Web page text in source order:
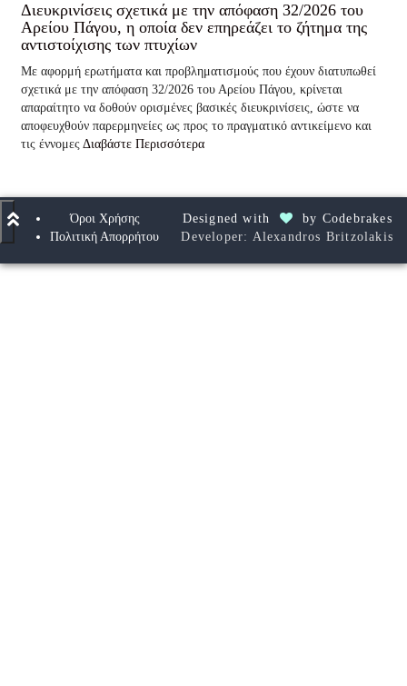
Διευκρινίσεις σχετικά με την απόφαση 32/2026 του
Αρείου Πάγου, η οποία δεν επηρεάζει το ζήτημα της
αντιστοίχισης των πτυχίων
Με αφορμή ερωτήματα και προβληματισμούς που έχουν διατυπωθεί
σχετικά με την απόφαση 32/2026 του Αρείου Πάγου, κρίνεται
απαραίτητο να δοθούν ορισμένες βασικές διευκρινίσεις, ώστε να
αποφευχθούν παρερμηνείες ως προς το πραγματικό αντικείμενο και
τις έννομες Διαβάστε Περισσότερα
Όροι Χρήσης
Πολιτική Απορρήτου
Designed with by Codebrakes
Developer: Alexandros Britzolakis